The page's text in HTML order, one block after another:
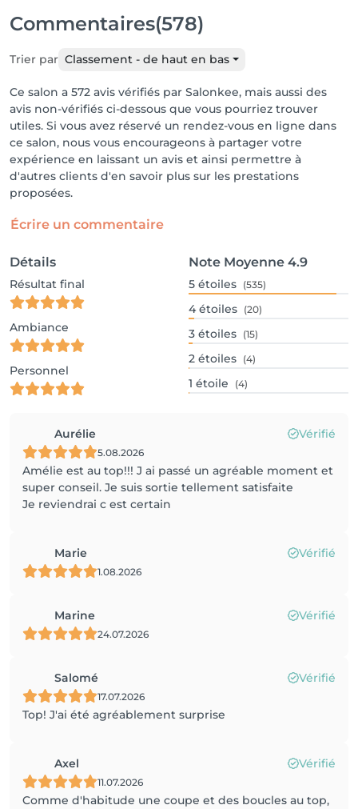
Commentaires(578)
Trier par Classement - de haut en bas
Ce salon a 572 avis vérifiés par Salonkee, mais aussi des
avis non-vérifiés ci-dessous que vous pourriez trouver
utiles. Si vous avez réservé un rendez-vous en ligne dans
ce salon, nous vous encourageons à partager votre
expérience en laissant un avis et ainsi permettre à
d'autres clients d'en savoir plus sur les prestations
proposées.
Écrire un commentaire
Détails
Résultat final
Ambiance
Personnel
Note Moyenne 4.9
5 étoiles (535)
4 étoiles (20)
3 étoiles (15)
2 étoiles (4)
1 étoile (4)
Aurélie Vérifié
5.08.2026
Amélie est au top!!! J ai passé un agréable moment et
super conseil. Je suis sortie tellement satisfaite
Je reviendrai c est certain
Marie Vérifié
1.08.2026
Marine Vérifié
24.07.2026
Salomé Vérifié
17.07.2026
Top! J'ai été agréablement surprise
Axel Vérifié
11.07.2026
Comme d'habitude une coupe et des boucles au top,